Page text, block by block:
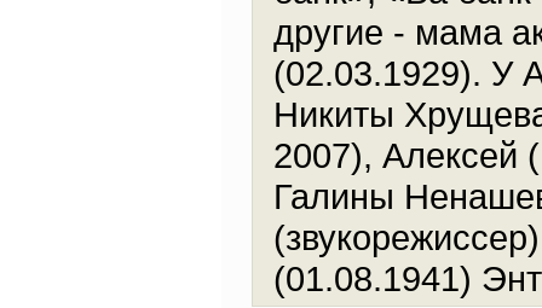
другие - мама
(02.03.1929). У
Никиты
2007), Алексей
Галины
(01.08.1941)